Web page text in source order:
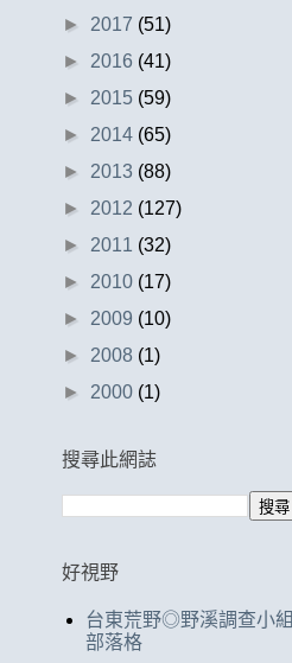
► 2017 (51)
► 2016 (41)
► 2015 (59)
► 2014 (65)
► 2013 (88)
► 2012 (127)
► 2011 (32)
► 2010 (17)
► 2009 (10)
► 2008 (1)
► 2000 (1)
搜尋此網誌
好視野
台東荒野◎野溪調查小組
部落格